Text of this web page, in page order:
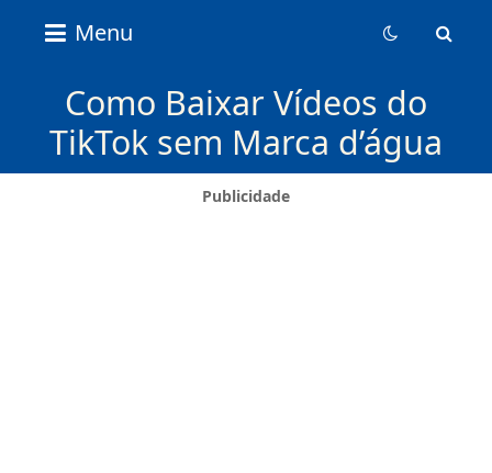
Content Menu
Como Baixar Vídeos do
TikTok sem Marca d’água